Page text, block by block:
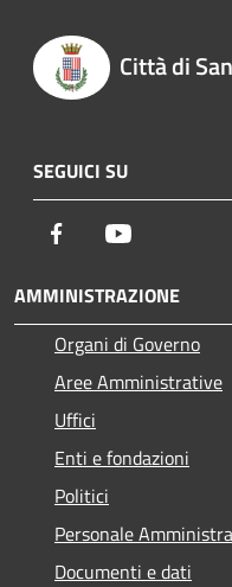
Città di
SEGUICI SU
Facebook
AMMINISTRAZIONE
Organi di Governo
Aree Amministrative
Uffici
Enti e fondazioni
Politici
Personale
Documenti e dati